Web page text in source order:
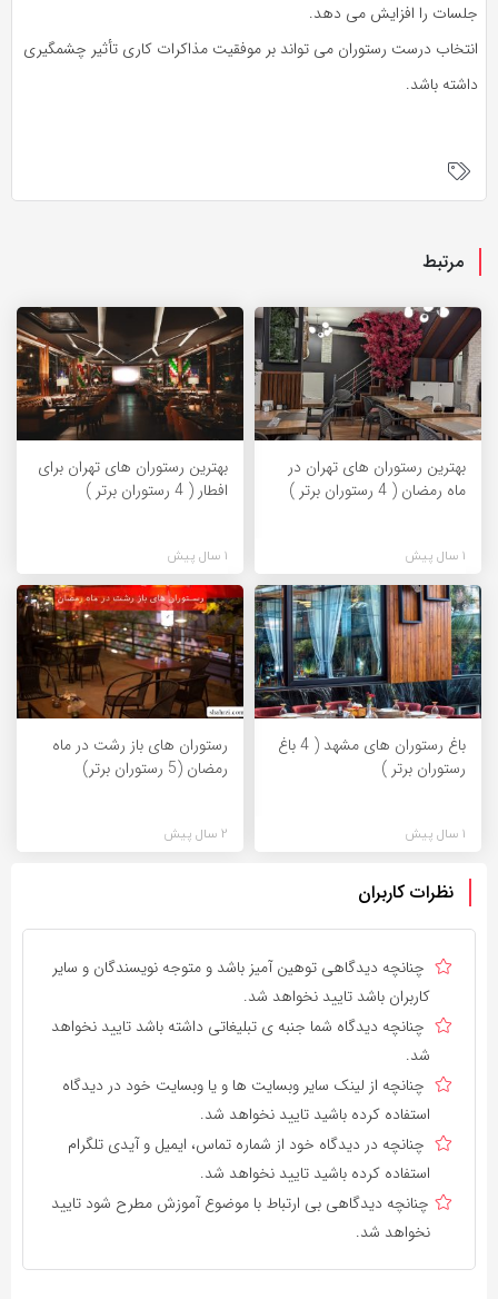
جلسات را افزایش می‌ دهد.
انتخاب درست رستوران می‌ تواند بر موفقیت مذاکرات کاری تأثیر چشمگیری
داشته باشد.
مرتبط
بهترین رستوران های تهران در
ماه رمضان ( 4 رستوران برتر )
1 سال پیش
بهترین رستوران های تهران برای
افطار ( 4 رستوران برتر )
1 سال پیش
باغ رستوران های مشهد ( 4 باغ
رستوران برتر )
1 سال پیش
رستوران های باز رشت در ماه
رمضان (5 رستوران برتر)
2 سال پیش
نظرات کاربران
چنانچه دیدگاهی توهین آمیز باشد و متوجه نویسندگان و سایر
کاربران باشد تایید نخواهد شد.
چنانچه دیدگاه شما جنبه ی تبلیغاتی داشته باشد تایید نخواهد
شد.
چنانچه از لینک سایر وبسایت ها و یا وبسایت خود در دیدگاه
استفاده کرده باشید تایید نخواهد شد.
چنانچه در دیدگاه خود از شماره تماس، ایمیل و آیدی تلگرام
استفاده کرده باشید تایید نخواهد شد.
چنانچه دیدگاهی بی ارتباط با موضوع آموزش مطرح شود تایید
نخواهد شد.